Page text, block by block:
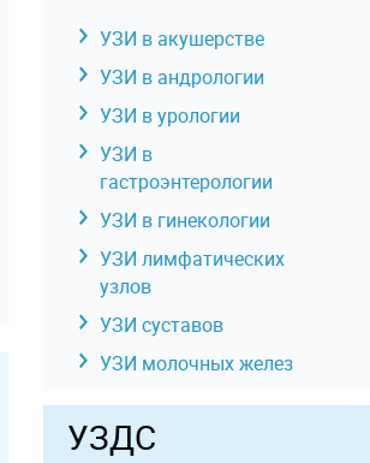
УЗИ в акушерстве
УЗИ в андрологии
УЗИ в урологии
УЗИ в
гастроэнтерологии
УЗИ в гинекологии
УЗИ лимфатических
узлов
УЗИ суставов
УЗИ молочных желез
УЗИ отдельных органов,
конечностей, зон,
отделов тела
УЗДС